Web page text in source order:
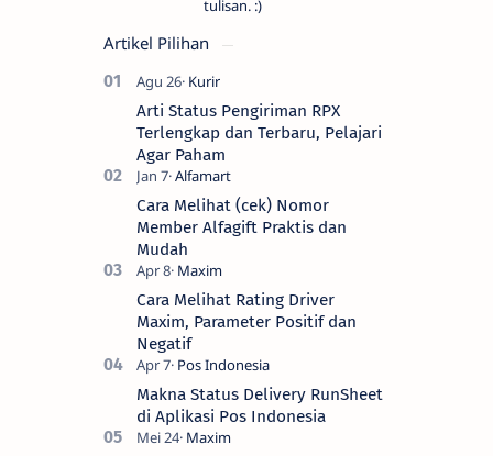
tulisan. :)
Artikel Pilihan
Arti Status Pengiriman RPX
Terlengkap dan Terbaru, Pelajari
Agar Paham
Cara Melihat (cek) Nomor
Member Alfagift Praktis dan
Mudah
Cara Melihat Rating Driver
Maxim, Parameter Positif dan
Negatif
Makna Status Delivery RunSheet
di Aplikasi Pos Indonesia